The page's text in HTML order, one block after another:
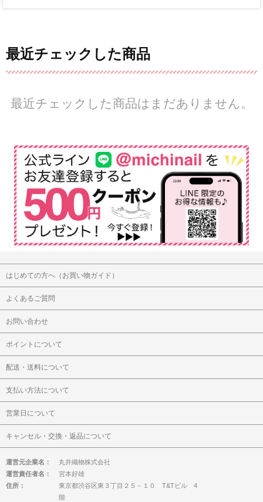
最近チェックした商品
最近チェックした商品はまだありません。
はじめての方へ（お買い物ガイド）
よくあるご質問
お問い合わせ
ポイントについて
配送・送料について
支払い方法について
営業日について
キャンセル・交換・返品について
運営元企業名：
丸井織物株式会社
運営責任者名：
宮本好雄
住所：
東京都渋谷区東３丁目２５－１０ T&Tビル 4
階